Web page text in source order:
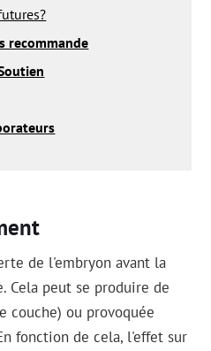
recommande
de l'embryon avant la
Cela peut se produire de
couche) ou provoquée
fonction de cela, l'effet sur